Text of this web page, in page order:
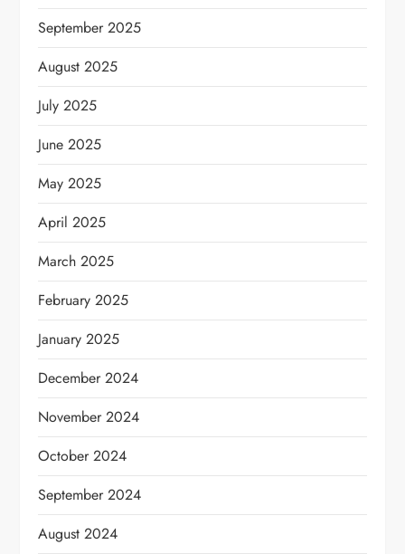
September 2025
August 2025
July 2025
June 2025
May 2025
April 2025
March 2025
February 2025
January 2025
December 2024
November 2024
October 2024
September 2024
August 2024